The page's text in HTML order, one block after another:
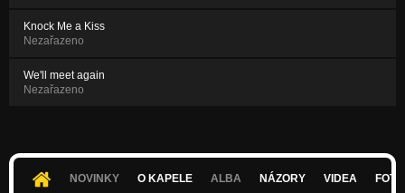
Knock Me a Kiss
Nezařazeno
We'll meet again
Nezařazeno
NOVINKY O KAPELE ALBA NÁZORY VIDEA